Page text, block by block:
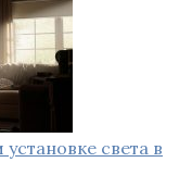
света в